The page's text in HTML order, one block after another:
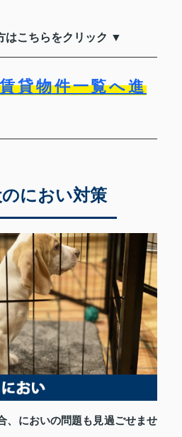
はこちらをクリック ▼
貸物件一覧へ進
におい対策
、においの問題も見過ごせませ